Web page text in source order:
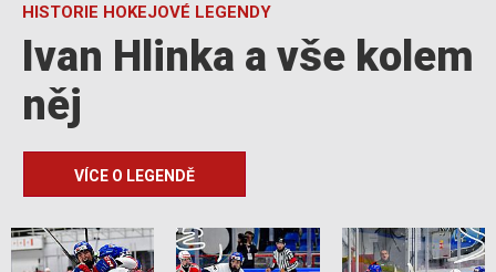
HISTORIE HOKEJOVÉ LEGENDY
Ivan Hlinka a vše kolem
něj
VÍCE O LEGENDĚ